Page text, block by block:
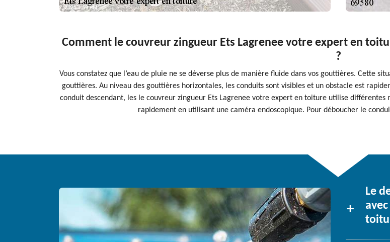
Comment le couvreur zingueur Ets Lagrenee votre expert en
?
Vous constatez que l’eau de pluie ne se déverse plus de manière fluide dans vos gouttières. Cette
gouttières. Au niveau des gouttières horizontales, les conduits sont visibles et un obstacle est
conduit descendant, les le couvreur zingueur Ets Lagrenee votre expert en toiture utilise différentes
rapidement en utilisant une caméra endoscopique. Pour déboucher le
Le